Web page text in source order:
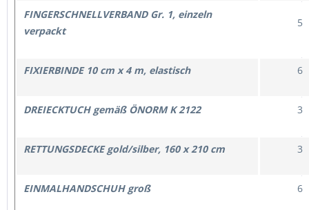
FINGERSCHNELLVERBAND Gr. 1, einzeln
verpackt
5
FIXIERBINDE 10 cm x 4 m, elastisch 6
DREIECKTUCH gemäß ÖNORM K 2122 3
RETTUNGSDECKE gold/silber, 160 x 210 cm 3
EINMALHANDSCHUH groß 6